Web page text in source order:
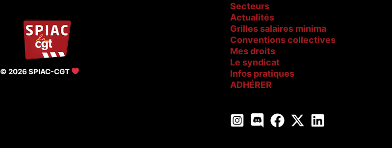
© 2026 SPIAC-CGT
Secteurs
Actualités
Grilles salaires minima
Conventions collectives
Mes droits
Le syndicat
Infos pratiques
ADHÉRER